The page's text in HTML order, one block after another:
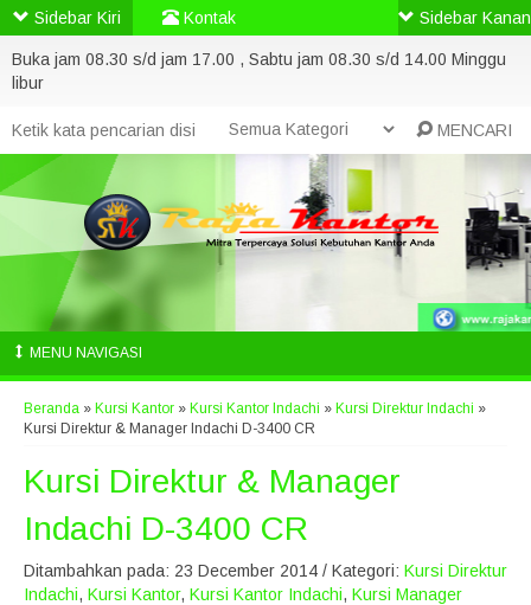
Buka jam 08.30 s/d jam 17.00 , Sabtu jam 08.30 s/d 14.00 Minggu
libur
MENCARI
MENU NAVIGASI
Beranda » Kursi Kantor » Kursi Kantor Indachi » Kursi Direktur Indachi »
Kursi Direktur & Manager Indachi D-3400 CR
Kursi Direktur & Manager
Indachi D-3400 CR
Ditambahkan pada: 23 December 2014 / Kategori: Kursi Direktur
Indachi, Kursi Kantor, Kursi Kantor Indachi, Kursi Manager
Sidebar Kiri Kontak Sidebar Kanan